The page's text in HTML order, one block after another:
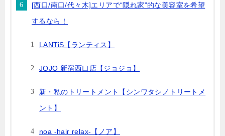
[西口/南口/代々木]エリアで“隠れ家”的な美容室を希望
するなら！
LANTiS【ランティス】
JOJO 新宿西口店【ジョジョ】
新・私のトリートメント【シンワタシノトリートメ
ント】
noa -hair relax-【ノア】